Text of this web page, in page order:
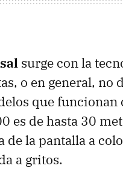
surge con la
o en general, no
que
es de hasta 30
de la pantalla a
a gritos.